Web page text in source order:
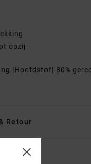
opzij
[Hoofdstof] 80%
Retour